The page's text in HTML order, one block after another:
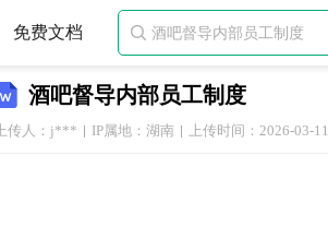
免费文档 
酒吧督导内部员工制度
上传人：j*** IP属地：湖南 上传时间：2026-03-11